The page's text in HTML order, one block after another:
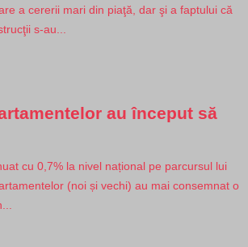
a cererii mari din piaţă, dar şi a faptului că
s-au...
au început să
cu 0,7% la nivel național pe parcursul lui
(noi și vechi) au mai consemnat o